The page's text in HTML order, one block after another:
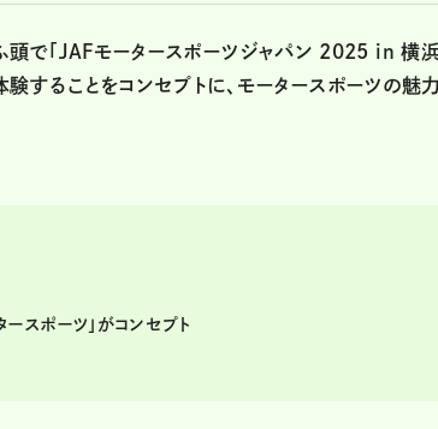
で「JAFモータースポーツジャパン 2025 in 横浜
することをコンセプトに、モータースポーツの魅
ースポーツ」がコンセプト